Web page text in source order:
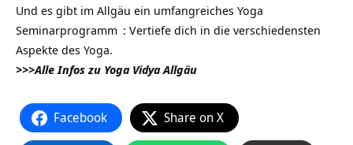
Und es gibt im Allgäu ein umfangreiches Yoga
Seminarprogramm : Vertiefe dich in die verschiedensten
Aspekte des Yoga.
>>>Alle Infos zu Yoga Vidya Allgäu
Facebook Share on X